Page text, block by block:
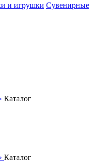
и игрушки Сувенирные
Каталог
Каталог